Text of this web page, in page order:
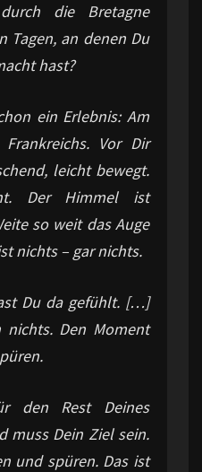
die Bretagne
Tagen, an denen Du
hast?
ein Erlebnis: Am
Vor Dir
leicht bewegt.
Der Himmel ist
so weit das Auge
nichts – gar nichts.
Du da gefühlt. […]
nichts. Den Moment
den Rest Deines
muss Dein Ziel sein.
und spüren. Das ist